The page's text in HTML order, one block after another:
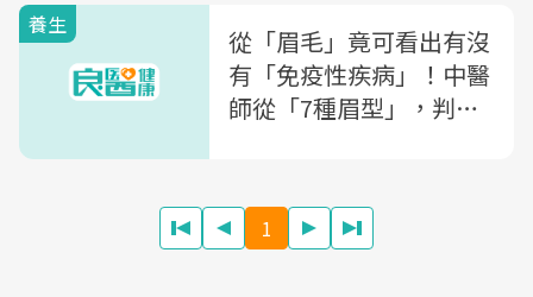
養生
從「眉毛」竟可看出有沒
有「免疫性疾病」！中醫
師從「7種眉型」，判斷
1